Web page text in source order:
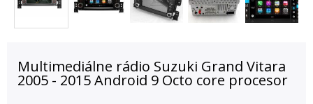
Multimediálne rádio Suzuki Grand Vitara
2005 - 2015 Android 9 Octo core procesor